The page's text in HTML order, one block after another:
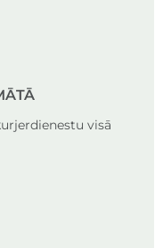
visā